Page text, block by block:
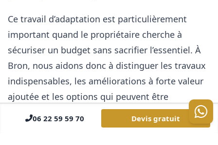
Ce travail d’adaptation est particulièrement
important quand le propriétaire cherche à
sécuriser un budget sans sacrifier l’essentiel. À
Bron, nous aidons donc à distinguer les travaux
indispensables, les améliorations à forte valeur
ajoutée et les options qui peuvent être
planifiées dans un second temps sans nuire à la
cohérence globale du projet.
06 22 59 59 70 Devis gratuit